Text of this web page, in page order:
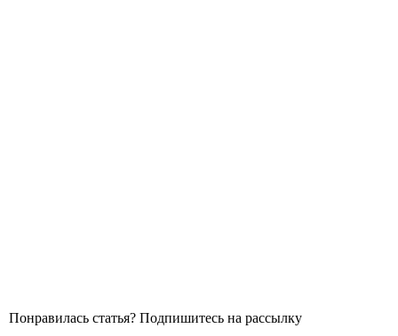
Понравилась статья? Подпишитесь на рассылку